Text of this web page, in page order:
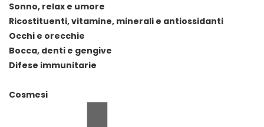
Sonno, relax e umore
Ricostituenti, vitamine, minerali e antiossidanti
Occhi e orecchie
Bocca, denti e gengive
Difese immunitarie
Cosmesi